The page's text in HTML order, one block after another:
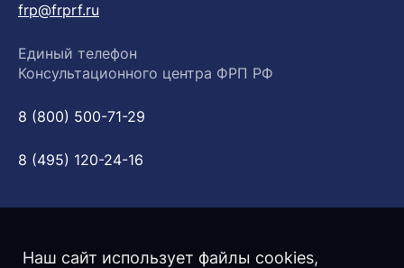
frp@frprf.ru
Единый телефон
Консультационного центра ФРП РФ
8 (800) 500-71-29
8 (495) 120-24-16
Наш сайт использует файлы cookies,